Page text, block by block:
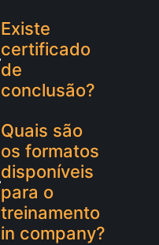
Existe
certificado
de
conclusão?
Quais são
os formatos
disponíveis
para o
treinamento
in company?